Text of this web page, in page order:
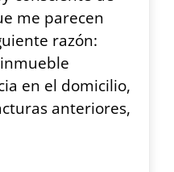
me parecen
razón:
en el domicilio,
anteriores,